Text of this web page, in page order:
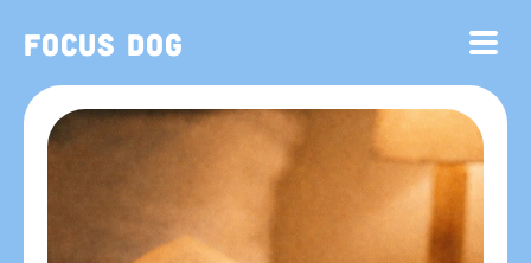
Focus Dog